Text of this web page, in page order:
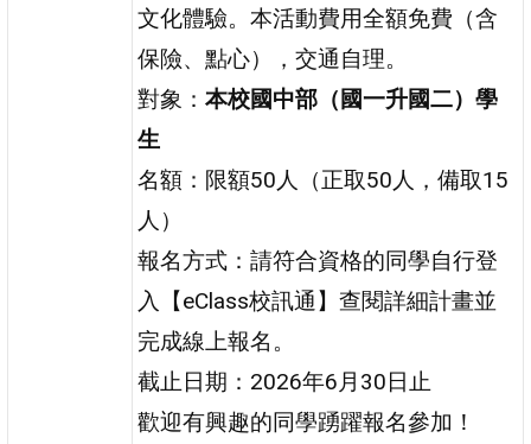
文化體驗。本活動費用全額免費（含
保險、點心），交通自理。
對象：本校國中部（國一升國二）學
生
名額：限額50人（正取50人，備取15
人）
報名方式：請符合資格的同學自行登
入【eClass校訊通】查閱詳細計畫並
完成線上報名。
截止日期：2026年6月30日止
歡迎有興趣的同學踴躍報名參加！